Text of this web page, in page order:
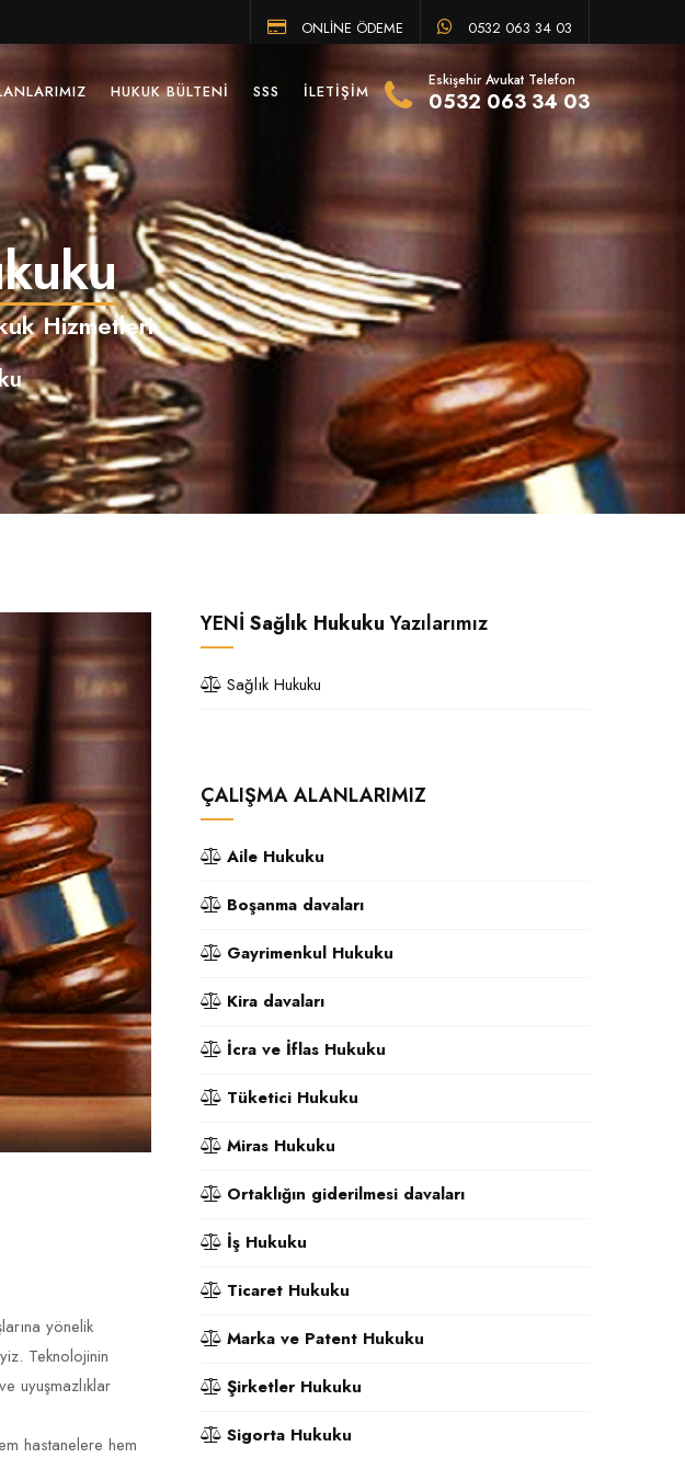
ONLİNE ÖDEME 0532 063 34 03
HUKUK BÜLTENI SSS İLETIŞIM
Eskişehir Avukat Telefon
0532 063 34 03
Hizmetleri
yönelik
Teknolojinin
uyuşmazlıklar
hastanelere hem
YENİ Sağlık HukukuYazılarımız
Sağlık Hukuku
ÇALIŞMA ALANLARIMIZ
Aile Hukuku
Boşanma davaları
Gayrimenkul Hukuku
Kira davaları
İcra ve İflas Hukuku
Tüketici Hukuku
Miras Hukuku
Ortaklığın giderilmesi davaları
İş Hukuku
Ticaret Hukuku
Marka ve Patent Hukuku
Şirketler Hukuku
Sigorta Hukuku